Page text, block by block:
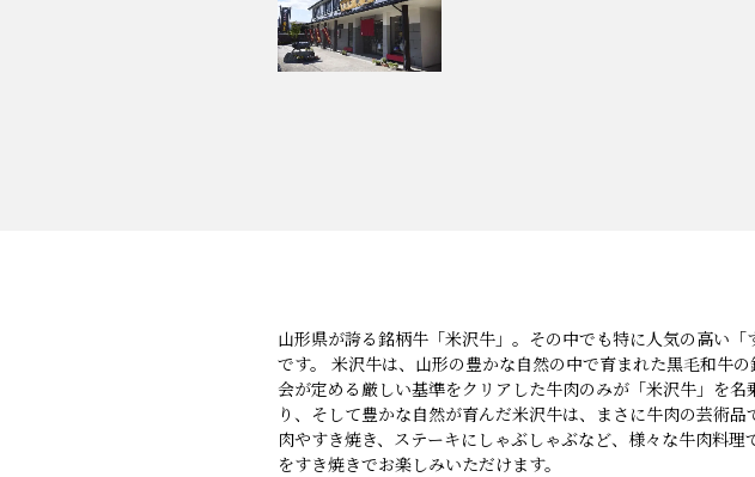
山形県が誇る銘柄牛「米沢牛」。その中でも特に人気の高い
です。 米沢牛は、山形の豊かな自然の中で育まれた黒毛和牛
会が定める厳しい基準をクリアした牛肉のみが「米沢牛」を
り、そして豊かな自然が育んだ米沢牛は、まさに牛肉の芸術
肉やすき焼き、ステーキにしゃぶしゃぶなど、様々な牛肉料
をすき焼きでお楽しみいただけます。